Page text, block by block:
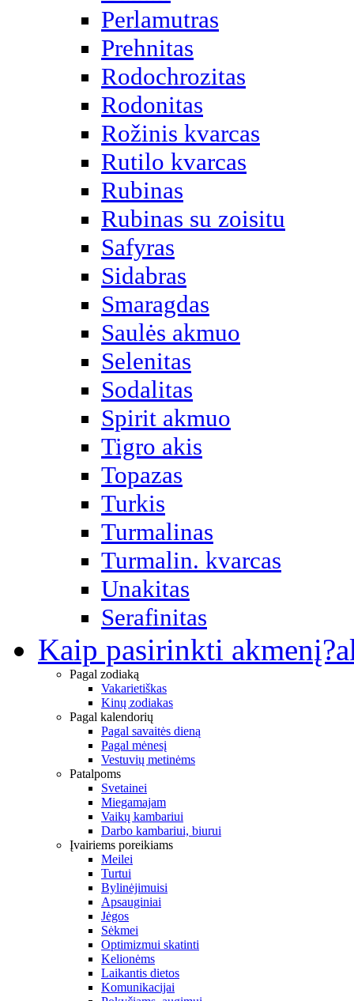
Perlamutras
Prehnitas
Rodochrozitas
Rodonitas
Rožinis kvarcas
Rutilo kvarcas
Rubinas
Rubinas su zoisitu
Safyras
Sidabras
Smaragdas
Saulės akmuo
Selenitas
Sodalitas
Spirit akmuo
Tigro akis
Topazas
Turkis
Turmalinas
Turmalin. kvarcas
Unakitas
Serafinitas
Kaip pasirinkti akmenį?
Pagal zodiaką
Vakarietiškas
Kinų zodiakas
Pagal kalendorių
Pagal savaitės dieną
Pagal mėnesį
Vestuvių metinėms
Patalpoms
Svetainei
Miegamajam
Vaikų kambariui
Darbo kambariui, biurui
Įvairiems poreikiams
Meilei
Turtui
Bylinėjimuisi
Apsauginiai
Jėgos
Sėkmei
Optimizmui skatinti
Kelionėms
Laikantis dietos
Komunikacijai